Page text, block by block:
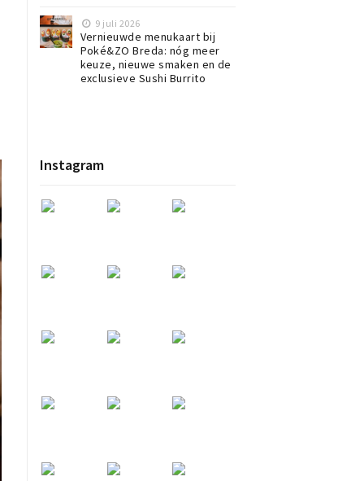
9 juli 2026
Vernieuwde menukaart bij
Poké&ZO Breda: nóg meer
keuze, nieuwe smaken en de
exclusieve Sushi Burrito
Instagram